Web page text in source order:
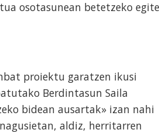
osotasunean betetzeko
proiektu garatzen ikusi
Berdintasun Saila
bidean ausartak» izan nahi
aldiz, herritarren